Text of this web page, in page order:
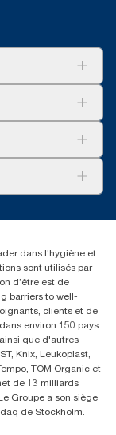
dans l'hygiène et
sont utilisés par
d’être est de
barriers to well-
clients et de
environ 150 pays
que d'autres
Knix, Leukoplast,
TOM Organic et
de 13 milliards
Groupe a son siège
de Stockholm.